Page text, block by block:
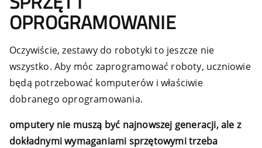
OPROGRAMOWANIE
Oczywiście, zestawy do robotyki to jeszcze nie
wszystko. Aby móc zaprogramować roboty, uczniowie
będą potrzebować komputerów i właściwie
dobranego oprogramowania.
omputery nie muszą być najnowszej generacji, ale z
dokładnymi wymaganiami sprzętowymi trzeba